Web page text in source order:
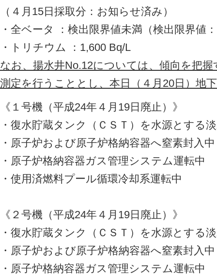
（４月15日採取分：お知らせ済み）
・全ベータ ：検出限界値未満（検出限界値
・トリチウム ：1,600 Bq/L
なお、揚水井No.12については、傾向を把
測定を行うこととし、本日（４月20日）地
《１号機（平成24年４月19日廃止）》
・復水貯蔵タンク（ＣＳＴ）を水源とする
・原子炉および原子炉格納容器へ窒素封入中
・原子炉格納容器ガス管理システム運転中
・使用済燃料プール循環冷却系運転中
《２号機（平成24年４月19日廃止）》
・復水貯蔵タンク（ＣＳＴ）を水源とする
・原子炉および原子炉格納容器へ窒素封入中
・原子炉格納容器ガス管理システム運転中